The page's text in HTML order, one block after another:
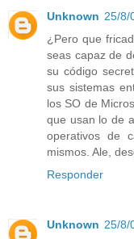
Unknown 25/8/
¿Pero que
seas capaz de
su código
sus sistemas
los SO de
que usan lo de
operativos de
mismos. Ale,
Responder
Unknown 25/8/